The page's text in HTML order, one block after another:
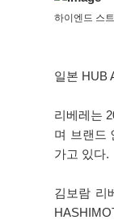
하이엔드 스
일본 HUB
리베레는
며 브랜드
가고 있다.
김보람 리